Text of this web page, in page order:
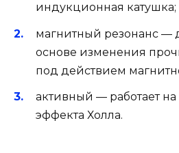
индукционная катушка;
магнитный резонанс —
основе изменения
под действием
активный — работает
эффекта Холла.